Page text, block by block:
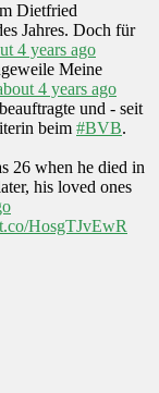
Dietfried
Jahres. Doch für
4 years ago
Meine
4 years ago
und - seit
beim #BVB.
26 when he died in
his loved ones
HosgTJvEwR